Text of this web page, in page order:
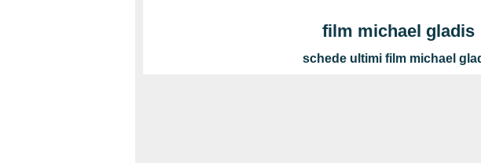
film michael gladis
schede ultimi film michael